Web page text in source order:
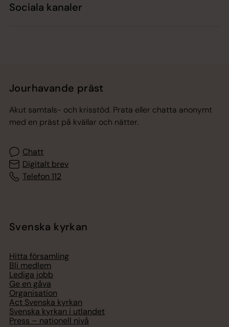
Sociala kanaler
Jourhavande präst
Akut samtals- och krisstöd. Prata eller chatta anonymt
med en präst på kvällar och nätter.
Chatt
Digitalt brev
Telefon 112
Svenska kyrkan
Hitta församling
Bli medlem
Lediga jobb
Ge en gåva
Organisation
Act Svenska kyrkan
Svenska kyrkan i utlandet
Press – nationell nivå